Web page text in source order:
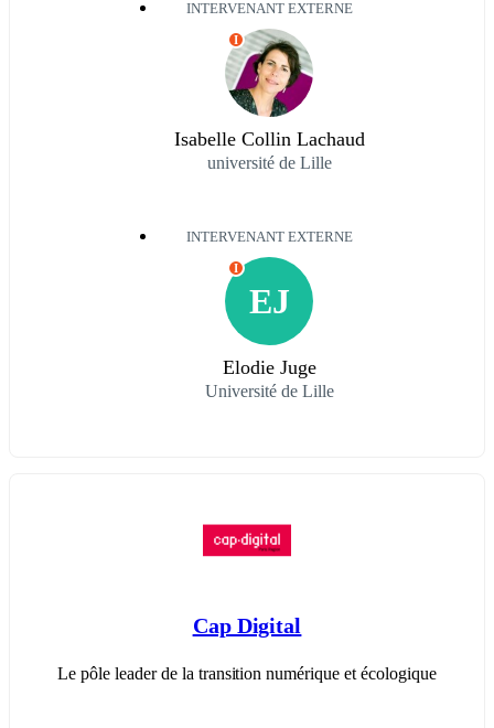
INTERVENANT EXTERNE
I
Isabelle Collin Lachaud
université de Lille
INTERVENANT EXTERNE
EJ
I
Elodie Juge
Université de Lille
Cap Digital
Le pôle leader de la transition numérique et écologique